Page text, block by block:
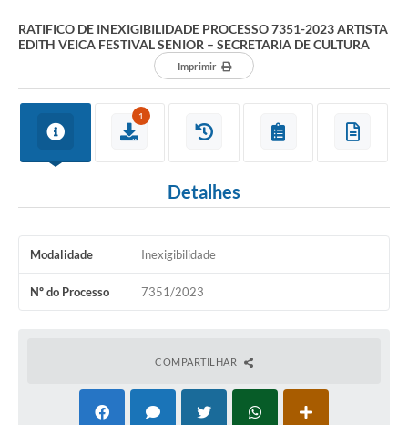
RATIFICO DE INEXIGIBILIDADE PROCESSO 7351-2023 ARTISTA
EDITH VEICA FESTIVAL SENIOR – SECRETARIA DE CULTURA
Imprimir
1
Detalhes
Modalidade Inexigibilidade
Nº do Processo 7351/2023
COMPARTILHAR